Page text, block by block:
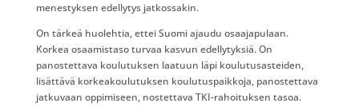
menestyksen edellytys jatkossakin.
On tärkeä huolehtia, ettei Suomi ajaudu osaajapulaan.
Korkea osaamistaso turvaa kasvun edellytyksiä. On
panostettava koulutuksen laatuun läpi koulutusasteiden,
lisättävä korkeakoulutuksen koulutuspaikkoja, panostettava
jatkuvaan oppimiseen, nostettava TKI-rahoituksen tasoa.